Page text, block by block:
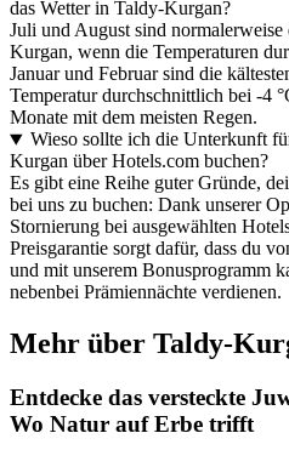
das Wetter in Taldy-Kurgan?
Juli und August sind
Kurgan, wenn die Temperaturen
Januar und Februar sind die
Temperatur durchschnittlich bei -4
Monate mit dem meisten Regen.
Wieso sollte ich die Unterkunft
Kurgan über Hotels.com buchen?
Es gibt eine Reihe guter Gründe,
bei uns zu buchen: Dank unserer
Stornierung bei ausgewählten
Preisgarantie sorgt dafür, dass du
und mit unserem Bonusprogramm
nebenbei Prämiennächte verdienen.
Mehr über Taldy-
Entdecke das versteckte
Wo Natur auf Erbe trifft